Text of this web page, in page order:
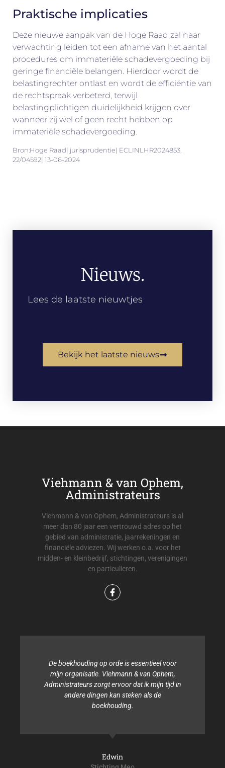
Praktische implicaties
Deze nieuwe aanpak van de Hoge Raad zal naar
verwachting leiden tot een afname van het aantal
procedures om immateriële schadevergoeding bij
geringe financiële belangen. Hierdoor wordt de
belastingrechter ontlast en wordt de efficiëntie van
de rechtspraak verbeterd, terwijl
belastingplichtigen duidelijkheid krijgen over
wanneer zij wel of geen recht hebben op
immateriële schadevergoeding.
Bron:Hoge Raad| jurisprudentie| ECLINLHR2024853,
22/04592| 13-06-2024
Nieuws.
Lees de laatste nieuwtjes
Bekijk het laatste nieuws
Viehmann & van Ophem,
Administrateurs
Viehmann & van Ophem, Administrateurs is al
meer dan 80 jaar een vertrouwd adres op het
gebied van administratie, jaarrekeningen en
financiële adviezen. Wij werken o.a. voor het
midden- en kleinbedrijf, stichtingen, verenigingen
en particulieren.
De boekhouding op orde is essentieel voor
mijn organisatie. Viehmann & van Ophem,
Administrateurs zorgt ervoor dat ik mijn tijd in
andere dingen kan steken als de
boekhouding.
Edwin